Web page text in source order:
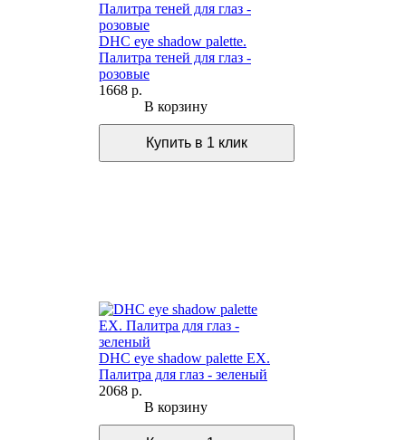
DHC eye shadow palette.
Палитра теней для глаз -
розовые
1668 р.
В корзину
DHC eye shadow palette EX.
Палитра для глаз - зеленый
2068 р.
В корзину